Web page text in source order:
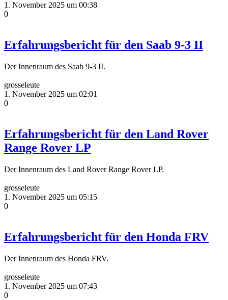
1. November 2025 um 00:38
0
Erfahrungsbericht für den Saab 9-3 II
Der Innenraum des Saab 9-3 II.
grosseleute
1. November 2025 um 02:01
0
Erfahrungsbericht für den Land Rover
Range Rover LP
Der Innenraum des Land Rover Range Rover LP.
grosseleute
1. November 2025 um 05:15
0
Erfahrungsbericht für den Honda FRV
Der Innenraum des Honda FRV.
grosseleute
1. November 2025 um 07:43
0